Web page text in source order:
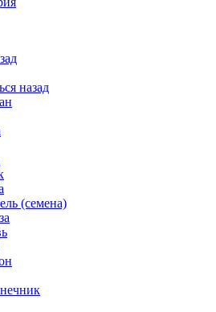
назад
(семена)